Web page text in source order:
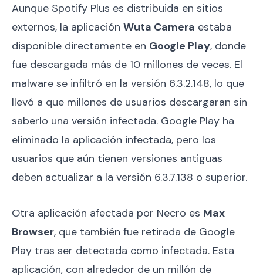
Aunque Spotify Plus es distribuida en sitios
externos, la aplicación Wuta Camera estaba
disponible directamente en Google Play, donde
fue descargada más de 10 millones de veces. El
malware se infiltró en la versión 6.3.2.148, lo que
llevó a que millones de usuarios descargaran sin
saberlo una versión infectada. Google Play ha
eliminado la aplicación infectada, pero los
usuarios que aún tienen versiones antiguas
deben actualizar a la versión 6.3.7.138 o superior.
Otra aplicación afectada por Necro es Max
Browser, que también fue retirada de Google
Play tras ser detectada como infectada. Esta
aplicación, con alrededor de un millón de